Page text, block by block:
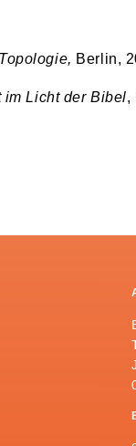
Berlin,
im Licht der Bibel,